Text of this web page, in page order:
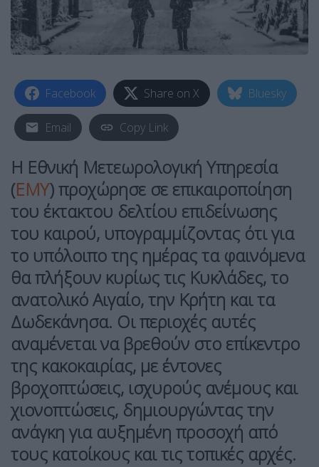
Facebook Share on X Bluesky
Email Copy Link
Η Εθνική Μετεωρολογική Υπηρεσία
(ΕΜΥ) προχώρησε σε επικαιροποίηση
του έκτακτου δελτίου επιδείνωσης
του καιρού, υπογραμμίζοντας ότι για
το υπόλοιπο της ημέρας τα φαινόμενα
θα πλήξουν κυρίως τις Κυκλάδες, το
ανατολικό Αιγαίο, την Κρήτη και τα
Δωδεκάνησα. Οι περιοχές αυτές
αναμένεται να βρεθούν στο επίκεντρο
της κακοκαιρίας, με έντονες
βροχοπτώσεις, ισχυρούς ανέμους και
χιονοπτώσεις, δημιουργώντας την
ανάγκη για αυξημένη προσοχή από
τους κατοίκους και τις τοπικές αρχές.